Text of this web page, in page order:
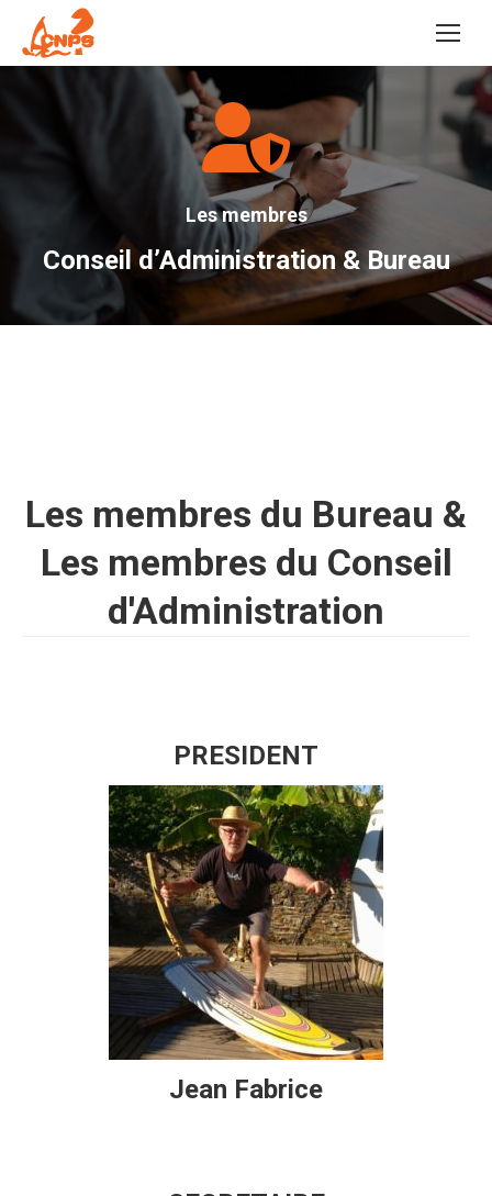
Les membres
Conseil d’Administration & Bureau
Les membres du Bureau &
Les membres du Conseil
d'Administration
PRESIDENT
Jean Fabrice